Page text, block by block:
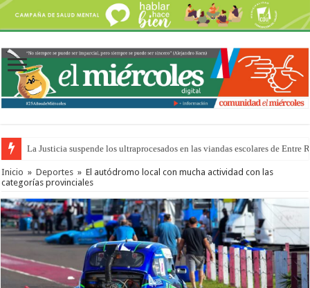
La Justicia suspende los ultraprocesados en las viandas escolares de Entre
Se presentará la obra “La Runfla de los Macanos”
Inicio » Deportes » El autódromo local con mucha actividad con las
categorías provinciales